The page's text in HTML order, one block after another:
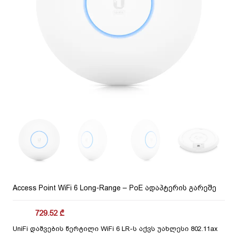
Access Point WiFi 6 Long-Range – PoE ადაპტერის გარეშე
729.52₾
UniFi დაშვების წერტილი WiFi 6 LR-ს აქვს უახლესი 802.11ax